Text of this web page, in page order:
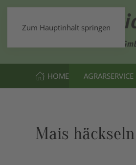
Zum Hauptinhalt springen
HOME AGRARSERVICE
Mais häckseln